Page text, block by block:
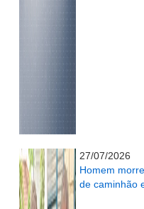
27/07/2026
Homem
de caminhão